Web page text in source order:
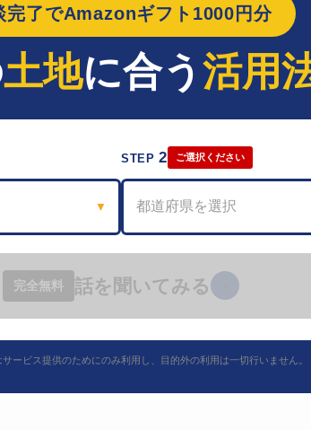
完了でAmazonギフト1000円分
土地に合う 活用
▼
STEP2 ご選択ください
都道府県を選択
完全無料 話を聞いてみる
ービス提供のためにのみ利用し、目的外の利用は一切行いません。